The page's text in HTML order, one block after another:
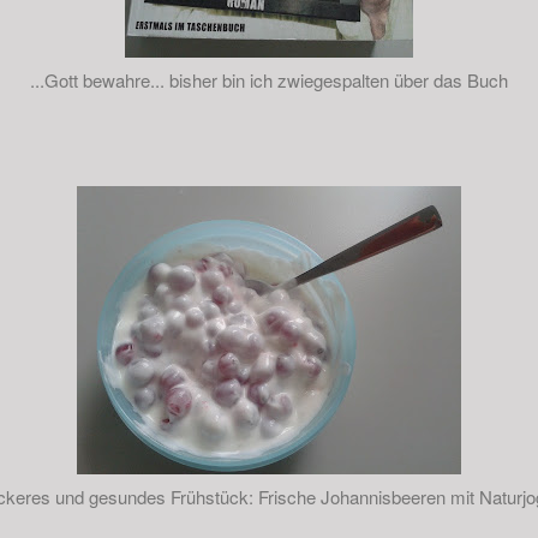
...Gott bewahre... bisher bin ich zwiegespalten über das Buch
und gesundes Frühstück: Frische Johannisbeeren mit